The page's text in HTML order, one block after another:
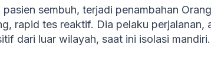
pasien sembuh, terjadi penambahan
rapid tes reaktif. Dia pelaku perjalanan,
dari luar wilayah, saat ini isolasi mandiri.